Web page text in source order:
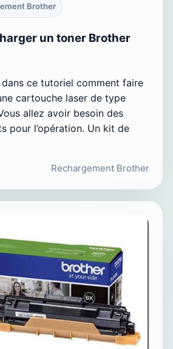
Brother
un toner Brother
ce tutoriel comment faire
cartouche laser de type
allez avoir besoin des
pour l’opération. Un kit de
Rechargement Brother